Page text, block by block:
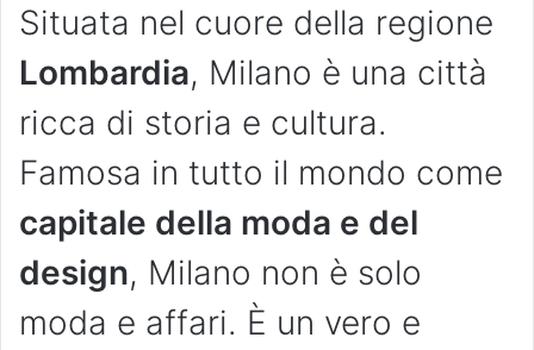
Situata nel cuore della regione
Lombardia, Milano è una città
ricca di storia e cultura.
Famosa in tutto il mondo come
capitale della moda e del
design, Milano non è solo
moda e affari. È un vero e